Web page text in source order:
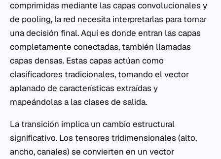
comprimidas mediante las capas convolucionales y
de pooling, la red necesita interpretarlas para tomar
una decisión final. Aquí es donde entran las capas
completamente conectadas, también llamadas
capas densas. Estas capas actúan como
clasificadores tradicionales, tomando el vector
aplanado de características extraídas y
mapeándolas a las clases de salida.
La transición implica un cambio estructural
significativo. Los tensores tridimensionales (alto,
ancho, canales) se convierten en un vector